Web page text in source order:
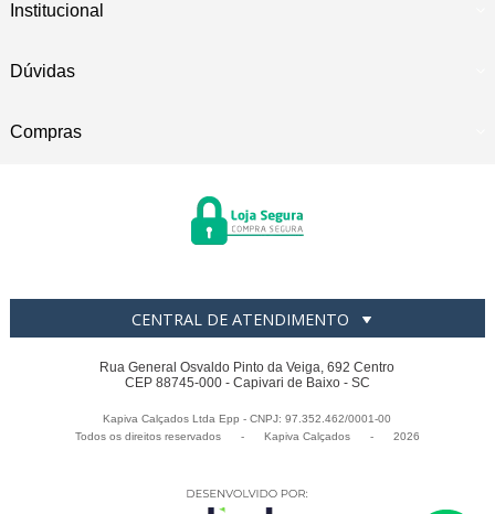
Institucional
Dúvidas
Compras
CENTRAL DE ATENDIMENTO
Rua General Osvaldo Pinto da Veiga, 692 Centro
CEP 88745-000 - Capivari de Baixo - SC
Kapiva Calçados Ltda Epp - CNPJ: 97.352.462/0001-00
Todos os direitos reservados
- Kapiva Calçados - 2026